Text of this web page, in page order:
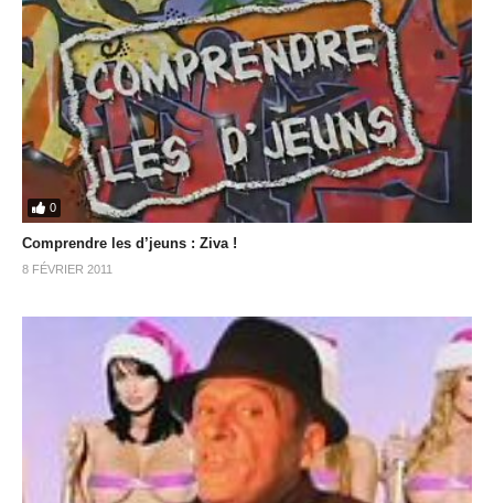
0
Comprendre les d’jeuns : Ziva !
8 FÉVRIER 2011